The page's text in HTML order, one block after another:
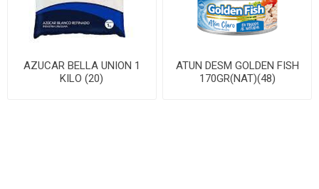
AZUCAR BELLA UNION 1
KILO (20)
ATUN DESM GOLDEN FISH
170GR(NAT)(48)